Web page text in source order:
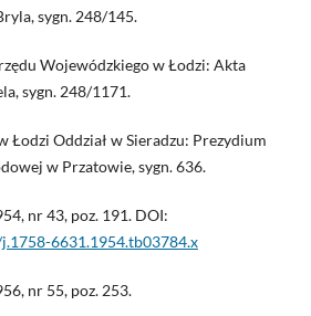
sygn. 248/145.
Wojewódzkiego w Łodzi: Akta
sygn. 248/1171.
Oddział w Sieradzu: Prezydium
w Przatowie, sygn. 636.
nr 43, poz. 191. DOI:
6631.1954.tb03784.x
nr 55, poz. 253.